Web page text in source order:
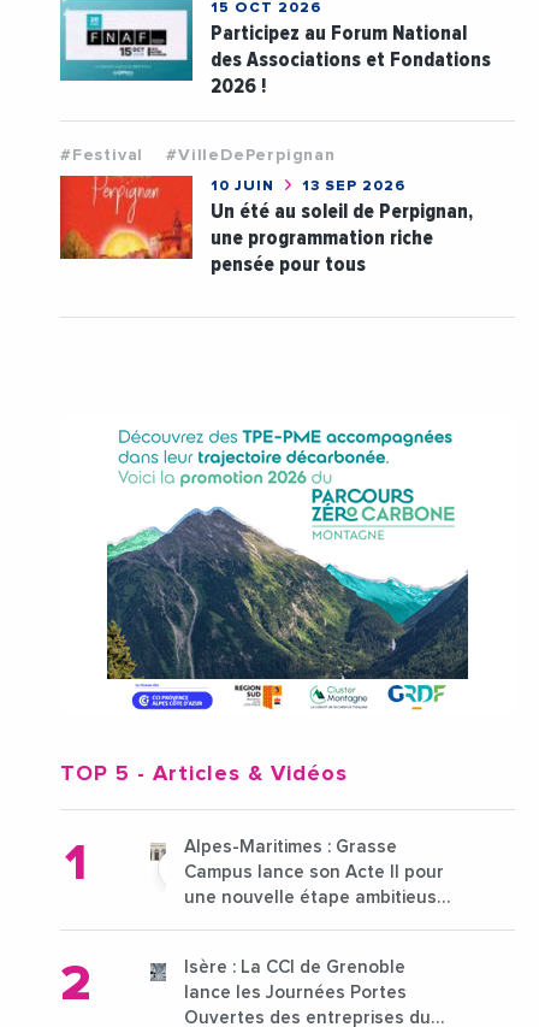
15 OCT 2026
Participez au Forum National
des Associations et Fondations
2026 !
#Festival #VilleDePerpignan
10 JUIN 13 SEP 2026
Un été au soleil de Perpignan,
une programmation riche
pensée pour tous
TOP 5 - Articles & Vidéos
Alpes-Maritimes : Grasse
Campus lance son Acte II pour
une nouvelle étape ambitieuse
Isère : La CCI de Grenoble
lance les Journées Portes
Ouvertes des entreprises du